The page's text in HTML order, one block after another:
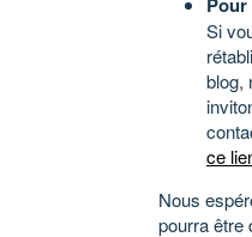
Si
blog,
ce
Nous
pourra être